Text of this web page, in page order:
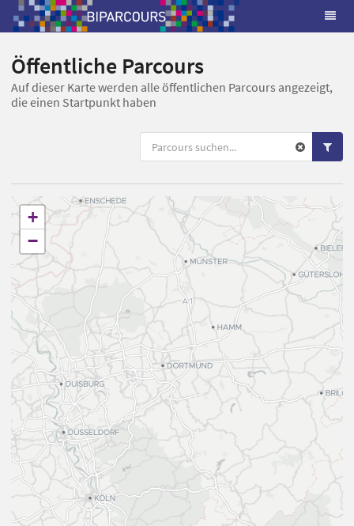
Öffentliche Parcours
Auf dieser Karte werden alle öffentlichen Parcours angezeigt,
die einen Startpunkt haben
+
−